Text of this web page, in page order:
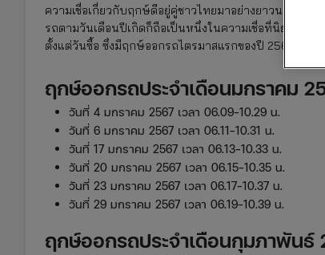
ความเชื่อเกี่ยวกับฤกษ์ดีอยู่คู่ชาวไทยมาอย่างยาวนาน ยกตั
รถตามวันเดือนปีเกิดก็ถือเป็นหนึ่งในความเชื่อที่นิยมทำ
ตั้งแต่วันซื้อ ซึ่งมีฤกษ์ออกรถไตรมาสแรกของปี 2567 ดังนี้
ฤกษ์ออกรถประจำเดือนมกราคม
วันที่ 4 มกราคม 2567 เวลา 06.09-10.29 น.
วันที่ 6 มกราคม 2567 เวลา 06.11-10.31 น.
วันที่ 17 มกราคม 2567 เวลา 06.13-10.33 น.
วันที่ 20 มกราคม 2567 เวลา 06.15-10.35 น.
วันที่ 23 มกราคม 2567 เวลา 06.17-10.37 น.
วันที่ 29 มกราคม 2567 เวลา 06.19-10.39 น.
ฤกษ์ออกรถประจำเดือนกุมภาพันธ์